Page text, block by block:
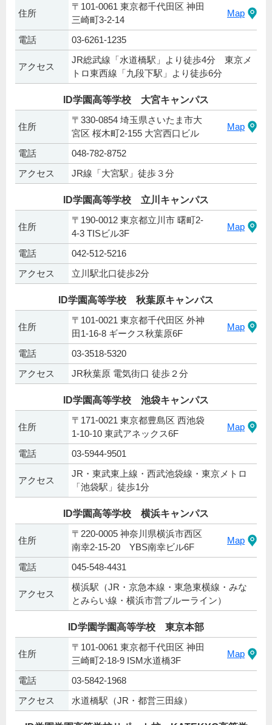
住所
〒101-0061 東京都千代田区 神田
三崎町3-2-14
Map
電話 03-6261-1235
アクセス
JR総武線「水道橋駅」より徒歩4分 東京メ
トロ東西線「九段下駅」より徒歩6分
ID学園高等学校 大宮キャンパス
住所
〒330-0854 埼玉県さいたま市大
宮区 桜木町2-155 大宮西口ビル
Map
電話
048-782-8752
アクセス
JR線「大宮駅」徒歩３分
ID学園高等学校 立川キャンパス
住所
〒190-0012 東京都立川市 曙町2-
4-3 TISビル3F
Map
電話
042-512-5216
アクセス
立川駅北口徒歩2分
ID学園高等学校 秋葉原キャンパス
住所
〒101-0021 東京都千代田区 外神
田1-16-8 ギークス秋葉原6F
Map
電話
03-3518-5320
アクセス
JR秋葉原 電気街口 徒歩２分
ID学園高等学校 池袋キャンパス
住所
〒171-0021 東京都豊島区 西池袋
1-10-10 東武アネックス6F
Map
電話 03-5944-9501
アクセス
JR・東武東上線・西武池袋線・東京メトロ
「池袋駅」徒歩1分
ID学園高等学校 横浜キャンパス
住所
〒220-0005 神奈川県横浜市西区
南幸2-15-20 YBS南幸ビル6F
Map
電話 045-548-4431
アクセス
横浜駅（JR・京急本線・東急東横線・みな
とみらい線・横浜市営ブルーライン）
ID学園学園高等学校 東京本部
住所
〒101-0061 東京都千代田区 神田
三崎町2-18-9 ISM水道橋3F
Map
電話
03-5842-1968
アクセス
水道橋駅（JR・都営三田線）